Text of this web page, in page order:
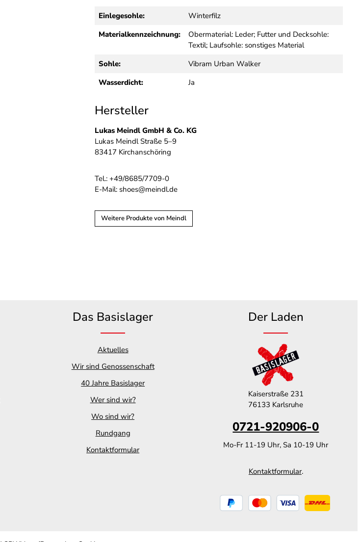
Einlegesohle:
Winterfilz
Materialkennzeichnung:
Obermaterial: Leder; Futter und Decksohle:
Textil; Laufsohle: sonstiges Material
Sohle:
Vibram Urban Walker
Wasserdicht:
Ja
Hersteller
Lukas Meindl GmbH & Co. KG
Lukas Meindl Straße 5–9
83417 Kirchanschöring
Tel.: +49/8685/7709-0
E-Mail: shoes@meindl.de
Weitere Produkte von Meindl
Das Basislager
Aktuelles
Wir sind Genossenschaft
40 Jahre Basislager
Wer sind wir?
Wo sind wir?
Rundgang
Kontaktformular
Der Laden
Kaiserstraße 231
76133 Karlsruhe
0721-920906-0
Mo-Fr 11-19 Uhr, Sa 10-19 Uhr
Kontaktformular.